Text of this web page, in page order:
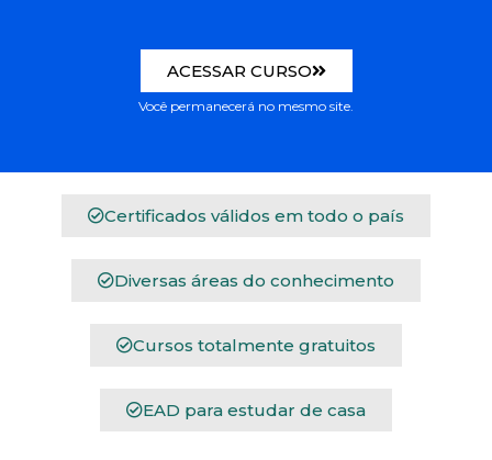
ACESSAR CURSO
Você permanecerá no mesmo site.
Certificados válidos em todo o país
Diversas áreas do conhecimento
Cursos totalmente gratuitos
EAD para estudar de casa